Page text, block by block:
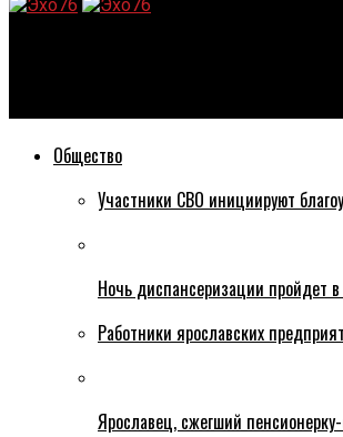
Общество
Участники СВО инициируют
Ночь диспансеризации пройдет
Работники ярославских
Ярославец, сжегший